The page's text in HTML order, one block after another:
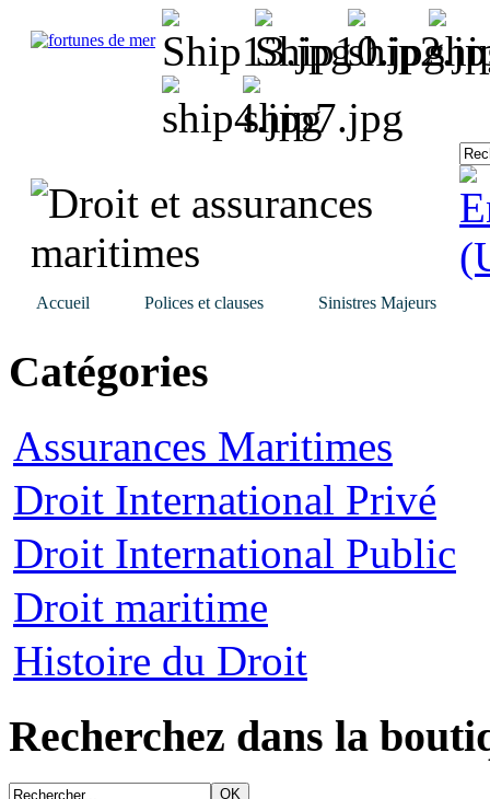
Accueil Polices et clauses Sinistres Majeurs
Catégories
Assurances Maritimes
Droit International Privé
Droit International Public
Droit maritime
Histoire du Droit
Recherchez dans la